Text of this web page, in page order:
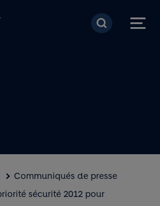
Aller au contenu
Communiqués de presse
sécurité 2012 pour